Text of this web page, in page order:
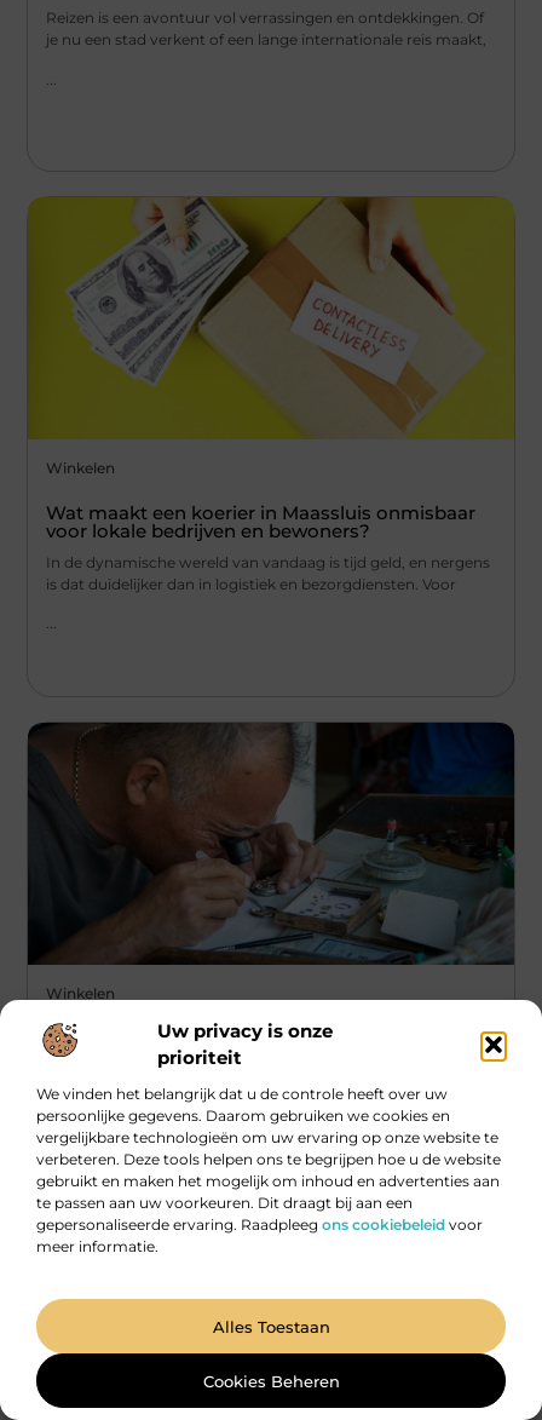
Uw privacy is onze
prioriteit
We vinden het belangrijk dat u de controle heeft over uw
persoonlijke gegevens. Daarom gebruiken we cookies en
vergelijkbare technologieën om uw ervaring op onze website te
verbeteren. Deze tools helpen ons te begrijpen hoe u de website
gebruikt en maken het mogelijk om inhoud en advertenties aan
te passen aan uw voorkeuren. Dit draagt bij aan een
gepersonaliseerde ervaring. Raadpleeg ons cookiebeleid voor
meer informatie.
Alles Toestaan
Cookies Beheren
Reizen is een avontuur vol verrassingen en ontdekkingen. Of
je nu een stad verkent of een lange internationale reis maakt,
Winkelen
Wat maakt een koerier in Maassluis onmisbaar
voor lokale bedrijven en bewoners?
In de dynamische wereld van vandaag is tijd geld, en nergens
is dat duidelijker dan in logistiek en bezorgdiensten. Voor
Winkelen
Ontdek de voordelen van een klusjesman in
Harderwijk
Het inhuren van een klusjesman in Harderwijk
(Huishoudelijke klussen) kan een wereld van verschil maken
voor jouw woonervaring. In deze
...